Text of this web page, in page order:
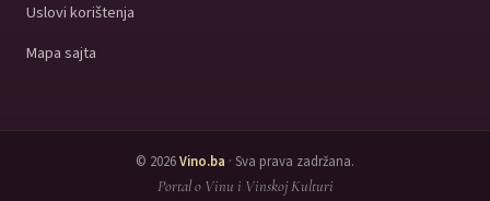
Uslovi korištenja
Mapa sajta
© 2026Vino.ba · Sva prava zadržana.
Portal o Vinu i Vinskoj Kulturi